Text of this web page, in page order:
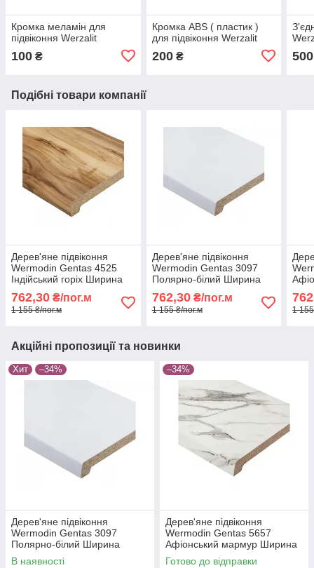
Кромка меламін для
підвіконня Werzalit
100 ₴
Кромка ABS ( пластик )
для підвіконня Werzalit
200₴ 500
Подібні товари компанії
Дерев'яне підвіконня
Wermodin Gentas 4525
Індійський горіх Ширина
100мм
762,30 ₴/пог.м
1 155 ₴/пог.м
Дерев'яне підвіконня
Wermodin Gentas 3097
Полярно-білий Ширина
100мм
762,30₴/пог.м
1 155 ₴/пог.м 1
Акційні пропозиції та новинки
Хит –34%
Дерев'яне підвіконня
Wermodin Gentas 3097
Полярно-білий Ширина
100мм
В наявності
–34%
Дерев'яне підвіконня
Wermodin Gentas 5657
Афіонський мармур Ширина
100мм
Готово до відправки